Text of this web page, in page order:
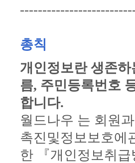
총칙
개인정보란 생존
름, 주민등록번호
합니다.
월드나우 는 회원
촉진및정보보호에
한 『개인정보취